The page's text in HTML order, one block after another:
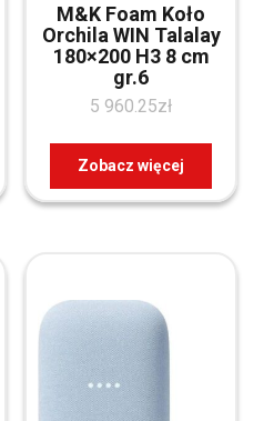
M&K Foam Koło
Orchila WIN Talalay
180×200 H3 8 cm
gr.6
5 960.25zł
Zobacz więcej